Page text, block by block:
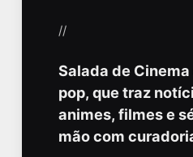
//
Salada de
pop, que traz
animes, filmes e
mão com